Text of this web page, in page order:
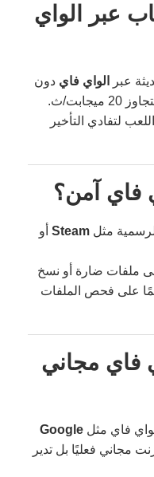
عبر الواي
عبر الواي فاي دون
ث.
لتفادي التأخير
فاي آمن؟
مثل Steam أو
ملفات ضارة أو نسخ
على فحص الملفات
فاي مجاني
فاي مثل Google
مجاني فعليًا بل تدير